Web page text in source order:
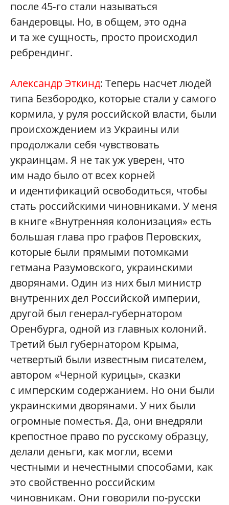
после 45‑го стали называться
бандеровцы. Но, в общем, это одна
и та же сущность, просто происходил
ребрендинг.
Александр Эткинд: Теперь насчет людей
типа Безбородко, которые стали у самого
кормила, у руля российской власти, были
происхождением из Украины или
продолжали себя чувствовать
украинцам. Я не так уж уверен, что
им надо было от всех корней
и идентификаций освободиться, чтобы
стать российскими чиновниками. У меня
в книге «Внутренняя колонизация» есть
большая глава про графов Перовских,
которые были прямыми потомками
гетмана Разумовского, украинскими
дворянами. Один из них был министр
внутренних дел Российской империи,
другой был генерал-губернатором
Оренбурга, одной из главных колоний.
Третий был губернатором Крыма,
четвертый были известным писателем,
автором «Черной курицы», сказки
с имперским содержанием. Но они были
украинскими дворянами. У них были
огромные поместья. Да, они внедряли
крепостное право по русскому образцу,
делали деньги, как могли, всеми
честными и нечестными способами, как
это свойственно российским
чиновникам. Они говорили по-русски